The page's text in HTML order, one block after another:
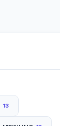
13